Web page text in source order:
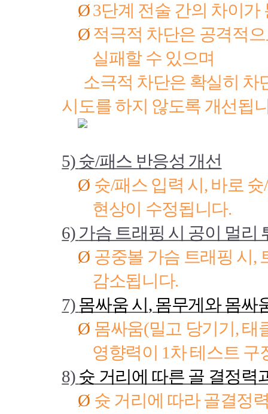
Ø3단계 전술 간의 차이
Ø 적극적 차단은 공격적
실패할 수 있으며
소극적 차단은 확실히 차
시도를 하지 않도록 개선됩
5) 슛/패스 반응성 개선
Ø 슛/패스 입력 시, 바로 슛/
현상이 수정됩니다.
6) 가슴 트래핑 시 공이 멀리
Ø 공중볼 가슴 트래핑 시,
감소됩니다.
7) 몸싸움 시, 몸무게와 몸싸
Ø 몸싸움(밀고 당기기,태
영향력이 1 차 테스트 구
8) 슛 거리에 따른 골 결정력
Ø 슛 거리에 따라 골결정